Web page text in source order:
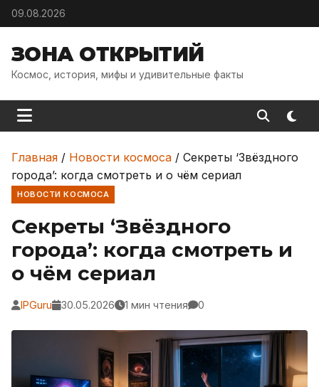
Skip to content
09.08.2026
ЗОНА ОТКРЫТИЙ
Космос, история, мифы и удивительные факты
Главная / Новости космоса / Секреты ‘Звёздного
города’: когда смотреть и о чём сериал
НОВОСТИ КОСМОСА
Секреты ‘Звёздного
города’: когда смотреть и
о чём сериал
IPGuru 30.05.2026 1 мин чтения 0